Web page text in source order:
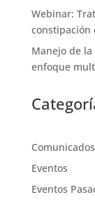
Webinar:
constipación
Manejo de
enfoque
Comunicados
Eventos
Eventos